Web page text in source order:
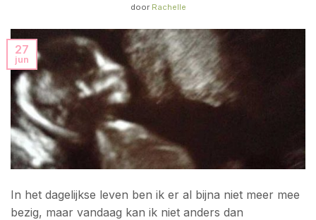
door Rachelle
27
jun
In het dagelijkse leven ben ik er al bijna niet meer mee
bezig, maar vandaag kan ik niet anders dan